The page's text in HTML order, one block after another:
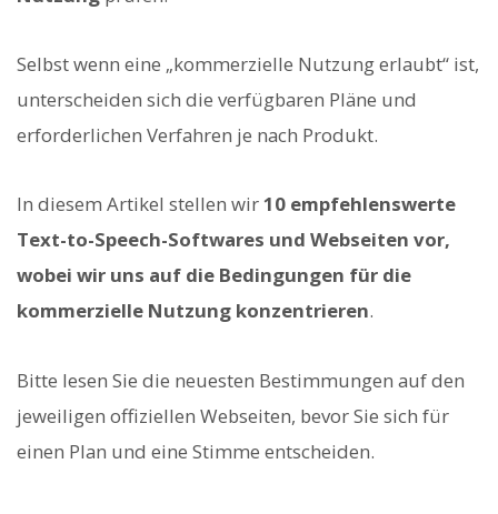
Selbst wenn eine „kommerzielle Nutzung erlaubt“ ist,
unterscheiden sich die verfügbaren Pläne und
erforderlichen Verfahren je nach Produkt.
In diesem Artikel stellen wir10 empfehlenswerte
Text-to-Speech-Softwares und Webseiten vor,
wobei wir uns auf die Bedingungen für die
kommerzielle Nutzung konzentrieren.
Bitte lesen Sie die neuesten Bestimmungen auf den
jeweiligen offiziellen Webseiten, bevor Sie sich für
einen Plan und eine Stimme entscheiden.